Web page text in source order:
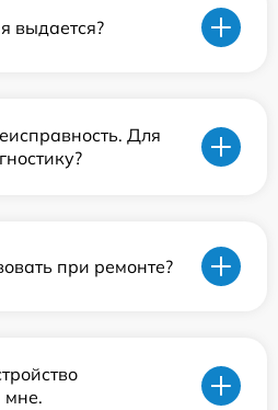
выдается?
Для
при ремонте?
мне.